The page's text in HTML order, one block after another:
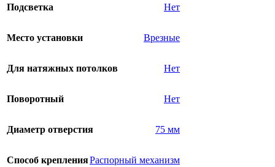
Подсветка Нет
Место установки Врезные
Для натяжных потолков Нет
Поворотный Нет
Диаметр отверстия 75 мм
Способ крепленияРаспорный механизм